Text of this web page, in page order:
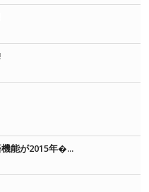
能が2015年�...